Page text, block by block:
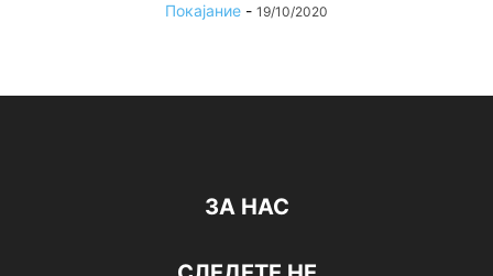
Покајание - 19/10/2020
ЗА НАС